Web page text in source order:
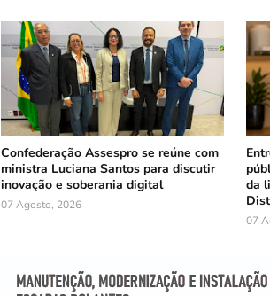
Confederação Assespro se reúne com
ministra Luciana Santos para discutir
inovação e soberania digital
07 Agosto, 2026
da
07